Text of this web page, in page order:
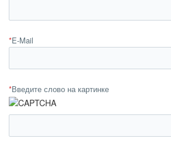
*E-Mail
*Введите слово на картинке